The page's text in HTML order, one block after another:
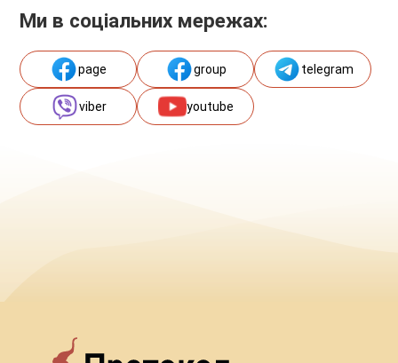
Ми в соціальних мережах:
page group telegram
viber youtube